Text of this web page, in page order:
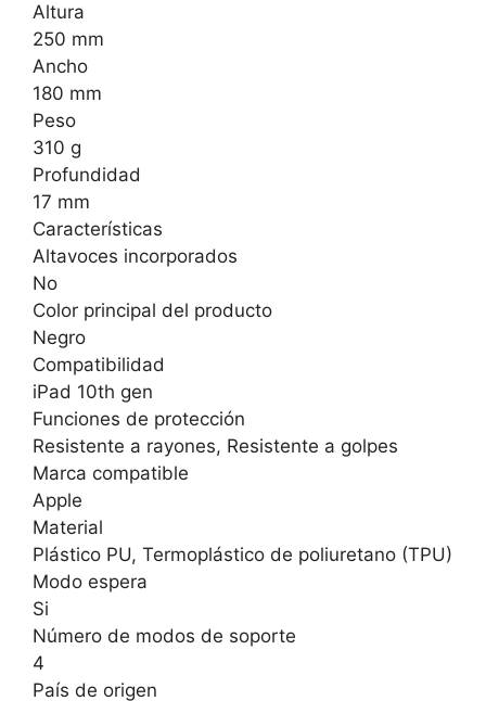
Altura
250 mm
Ancho
180 mm
Peso
310 g
Profundidad
17 mm
Características
Altavoces incorporados
No
Color principal del producto
Negro
Compatibilidad
iPad 10th gen
Funciones de protección
Resistente a rayones, Resistente a golpes
Marca compatible
Apple
Material
Plástico PU, Termoplástico de poliuretano (TPU)
Modo espera
Si
Número de modos de soporte
4
País de origen